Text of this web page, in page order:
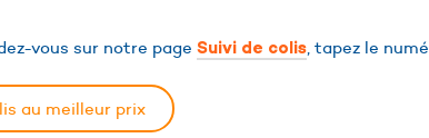
vous sur notre page Suivi de colis, tapez le
au meilleur prix